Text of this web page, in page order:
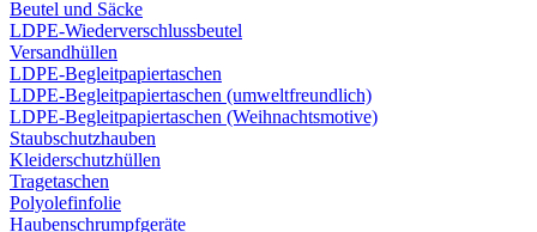
Beutel und Säcke
LDPE-Wiederverschlussbeutel
Versandhüllen
LDPE-Begleitpapiertaschen
LDPE-Begleitpapiertaschen (umweltfreundlich)
LDPE-Begleitpapiertaschen (Weihnachtsmotive)
Staubschutzhauben
Kleiderschutzhüllen
Tragetaschen
Polyolefinfolie
Haubenschrumpfgeräte